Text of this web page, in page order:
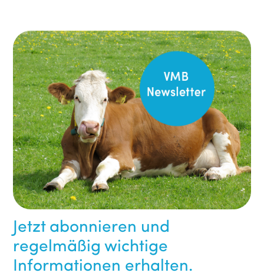
Jetzt abonnieren und
regelmäßig wichtige
Informationen erhalten.